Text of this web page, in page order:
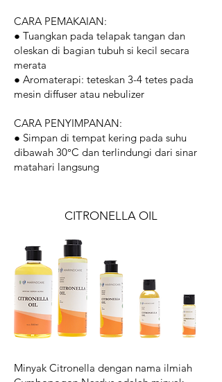
CARA PEMAKAIAN:
● Tuangkan pada telapak tangan dan
oleskan di bagian tubuh si kecil secara
merata
● Aromaterapi: teteskan 3-4 tetes pada
mesin diffuser atau nebulizer
CARA PENYIMPANAN:
● Simpan di tempat kering pada suhu
dibawah 30°C dan terlindungi dari sinar
matahari langsung
CITRONELLA OIL
Minyak Citronella dengan nama ilmiah